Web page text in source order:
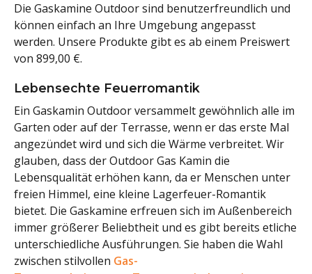
Die Gaskamine Outdoor sind benutzerfreundlich und
können einfach an Ihre Umgebung angepasst
werden. Unsere Produkte gibt es ab einem Preiswert
von 899,00 €.
Lebensechte Feuerromantik
Ein Gaskamin Outdoor versammelt gewöhnlich alle im
Garten oder auf der Terrasse, wenn er das erste Mal
angezündet wird und sich die Wärme verbreitet. Wir
glauben, dass der Outdoor Gas Kamin die
Lebensqualität erhöhen kann, da er Menschen unter
freien Himmel, eine kleine Lagerfeuer-Romantik
bietet. Die Gaskamine erfreuen sich im Außenbereich
immer größerer Beliebtheit und es gibt bereits etliche
unterschiedliche Ausführungen. Sie haben die Wahl
zwischen stilvollen Gas-